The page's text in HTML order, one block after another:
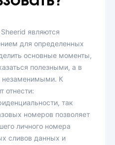
являются
для определенных
основные моменты,
полезными, а в
незаменимыми. К
отнести:
так
номеров позволяет
личного номера
сливов данных и